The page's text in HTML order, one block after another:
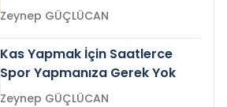
Zeynep GÜÇLÜCAN
Kas Yapmak İçin Saatlerce
Spor Yapmanıza Gerek Yok
Zeynep GÜÇLÜCAN